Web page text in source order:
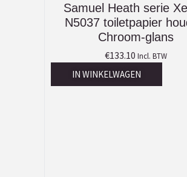
Samuel Heath serie
N5037 toiletpapier
Chroom-glans
€133.10 Incl. BTW
IN WINKELWAGEN